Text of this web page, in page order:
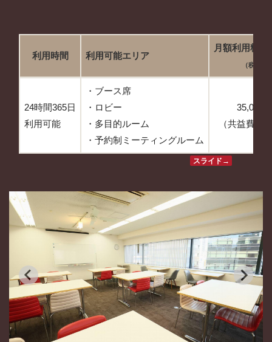
利用時間 利用可能エリア
月額利用料・
（税別）
24時間365日
利用可能
・ブース席
・ロビー
・多目的ルーム
・予約制ミーティングルーム
35,000円
（共益費：
スライド→